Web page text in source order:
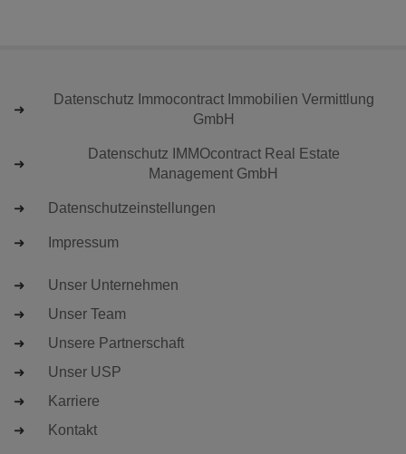
Datenschutz Immocontract Immobilien Vermittlung
GmbH
Datenschutz IMMOcontract Real Estate
Management GmbH
Datenschutzeinstellungen
Impressum
Unser Unternehmen
Unser Team
Unsere Partnerschaft
Unser USP
Karriere
Kontakt